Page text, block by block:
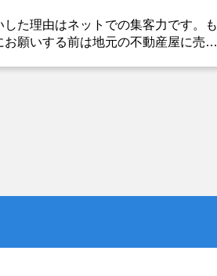
た理由はネットでの集客力です。も
お願いする前は地元の不動産屋に売却
ットにお願いしました。